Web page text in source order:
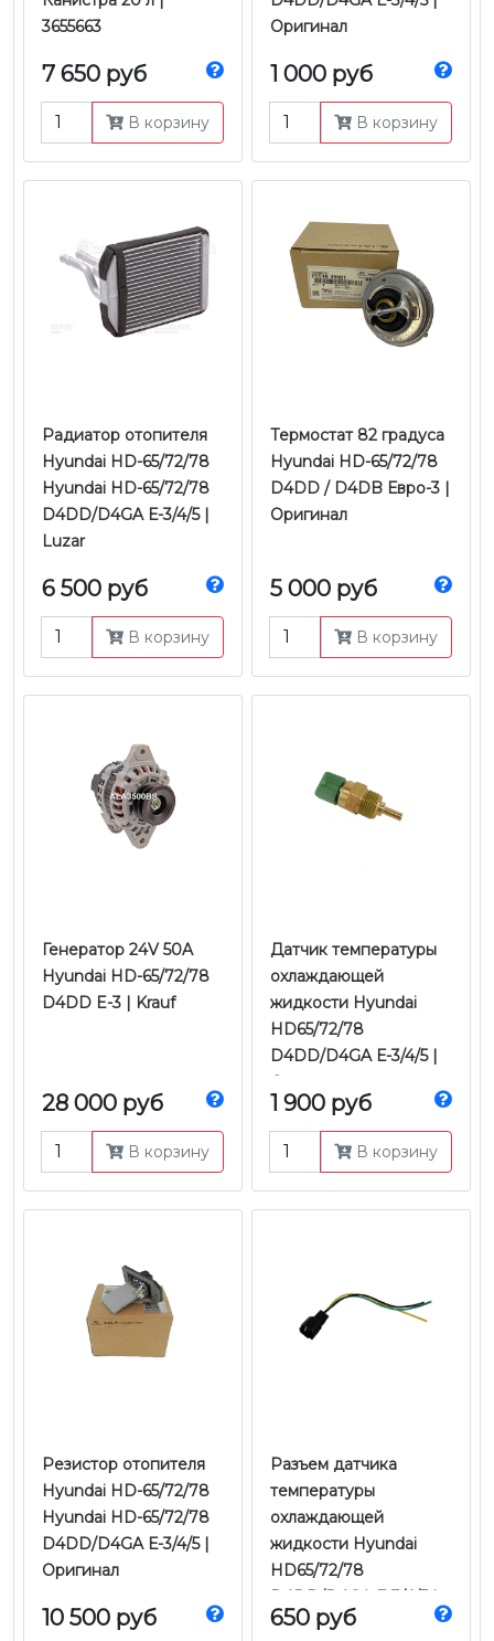
3655663
7 650 руб
В корзину
Оригинал
1 000 руб
В корзину
Радиатор отопителя
Hyundai HD-65/72/78
Hyundai HD-65/72/78
D4DD/D4GA Е-3/4/5 |
Luzar
6 500 руб
В корзину
Термостат 82 градуса
Hyundai HD-65/72/78
D4DD / D4DB Евро-3 |
Оригинал
5 000 руб
В корзину
Генератор 24V 50A
Hyundai HD-65/72/78
D4DD E-3 | Krauf
28 000 руб
В корзину
Датчик температуры
охлаждающей
жидкости Hyundai
HD65/72/78
D4DD/D4GA Е-3/4/5 |
Оригинал
1 900 руб
В корзину
Резистор отопителя
Hyundai HD-65/72/78
Hyundai HD-65/72/78
D4DD/D4GA Е-3/4/5 |
Оригинал
10 500 руб
Разъем датчика
температуры
охлаждающей
жидкости Hyundai
HD65/72/78
D4DD/D4GA Е-3/4/5 |
Tyb
650 руб